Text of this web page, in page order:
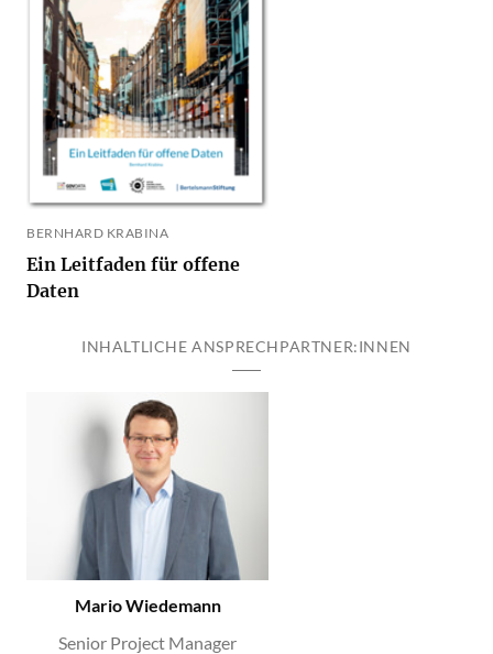
BERNHARD KRABINA
Ein Leitfaden für offene
Daten
INHALTLICHE ANSPRECHPARTNER:INNEN
Mario Wiedemann
Senior Project Manager